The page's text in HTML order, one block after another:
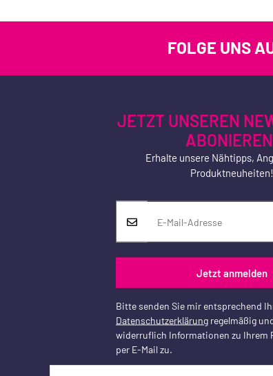
FOLGE UNS
JETZT UNSEREN
Erhalte unsere Nähtipps,
Produktneuheiten!
Jetzt anmelden
Bitte senden Sie mir entsprechend
Datenschutzerklärung regelmäßig
widerruflich Informationen zu Ihrem
per E-Mail zu.